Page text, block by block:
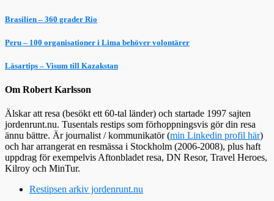
Brasilien – 360 grader Rio
Peru – 100 organisationer i Lima behöver volontärer
Läsartips – Visum till Kazakstan
Om Robert Karlsson
Älskar att resa (besökt ett 60-tal länder) och startade 1997 sajten
jordenrunt.nu. Tusentals restips som förhoppningsvis gör din resa
ännu bättre. Är journalist / kommunikatör (min Linkedin profil här)
och har arrangerat en resmässa i Stockholm (2006-2008), plus haft
uppdrag för exempelvis Aftonbladet resa, DN Resor, Travel Heroes,
Kilroy och MinTur.
Restipsen arkiv jordenrunt.nu